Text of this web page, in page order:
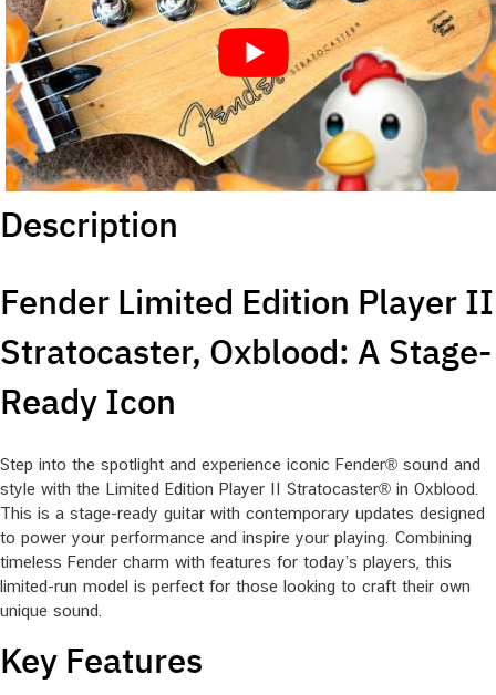
Description
Fender Limited Edition Player II
Stratocaster, Oxblood: A Stage-
Ready Icon
Step into the spotlight and experience iconic Fender® sound and
style with the Limited Edition Player II Stratocaster® in Oxblood.
This is a stage-ready guitar with contemporary updates designed
to power your performance and inspire your playing. Combining
timeless Fender charm with features for today’s players, this
limited-run model is perfect for those looking to craft their own
unique sound.
Key Features